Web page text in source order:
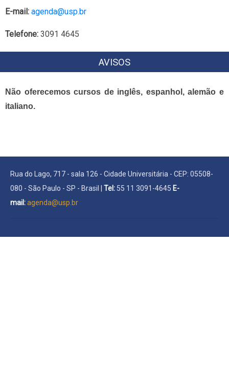
E-mail: agenda@usp.br
Telefone: 3091 4645
AVISOS
Não oferecemos cursos de inglês, espanhol, alemão e
italiano.
Rua do Lago, 717 - sala 126 - Cidade Universitária - CEP: 05508-
080 - São Paulo - SP - Brasil | Tel: 55 11 3091-4645 E-
mail:agenda@usp.br